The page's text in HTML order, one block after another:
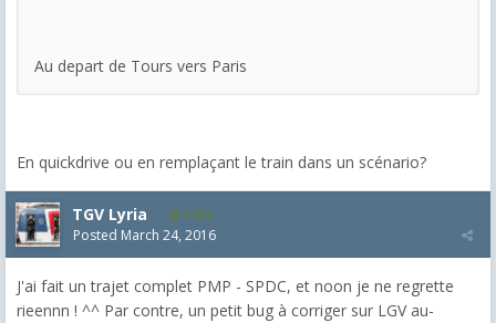
Au depart de Tours vers Paris
En quickdrive ou en remplaçant le train dans un scénario?
TGV Lyria 1,032
Posted March 24, 2016
J'ai fait un trajet complet PMP - SPDC, et noon je ne regrette
rieennn ! ^^ Par contre, un petit bug à corriger sur LGV au-